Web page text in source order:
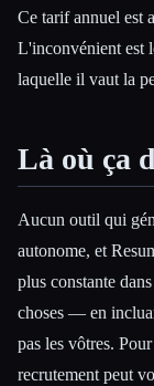
Ce tarif annuel est
L'inconvénient est
laquelle il vaut la
Là où ça
Aucun outil qui
autonome, et
plus constante
choses — en
pas les vôtres.
recrutement peut